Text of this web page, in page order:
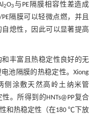
2O3与PE隔膜相容性差造成
PE隔膜可以轻微点燃，并且
熄性，因此可以显著提高
丰富且热稳定性良好的无
池隔膜的热稳定性。Xiong
侧涂敷天然高岭土纳米管
。所得到的HNTs@PP复合
和热稳定性（在180 ℃下放